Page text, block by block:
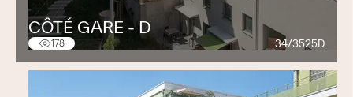
CÔTÉ GARE - D
178 34/3525D